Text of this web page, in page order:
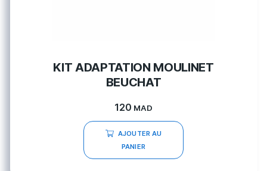
KIT ADAPTATION MOULINET
BEUCHAT
120 MAD
AJOUTER AU
PANIER